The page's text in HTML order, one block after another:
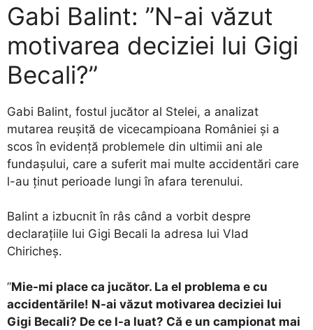
Gabi Balint: ”N-ai văzut
motivarea deciziei lui Gigi
Becali?”
Gabi Balint, fostul jucător al Stelei, a analizat
mutarea reușită de vicecampioana României și a
scos în evidență problemele din ultimii ani ale
fundașului, care a suferit mai multe accidentări care
l-au ținut perioade lungi în afara terenului.
Balint a izbucnit în râs când a vorbit despre
declarațiile lui Gigi Becali la adresa lui Vlad
Chiricheș.
”Mie-mi place ca jucător. La el problema e cu
accidentările! N-ai văzut motivarea deciziei lui
Gigi Becali? De ce l-a luat? Că e un campionat mai